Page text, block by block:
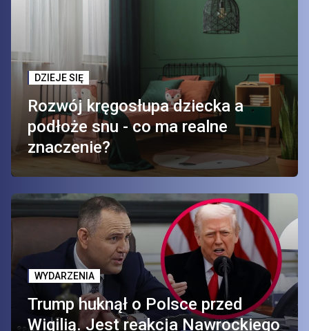
DZIEJE SIĘ
Rozwój kręgosłupa dziecka a
podłoże snu - co ma realne
znaczenie?
WYDARZENIA
Trump huknął o Polsce przed
Wigilią. Jest reakcja Nawrockiego